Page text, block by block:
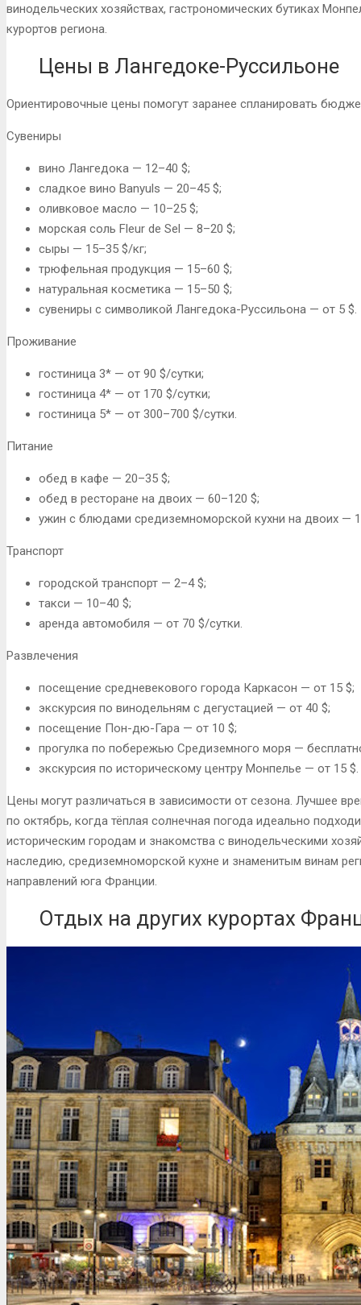
винодельческих хозяйствах, гастрономических бутиках
курортов региона.
Цены в Лангедоке-Руссильоне
Ориентировочные цены помогут заранее спланировать
Сувениры
вино Лангедока — 12–40 $;
сладкое вино Banyuls — 20–45 $;
оливковое масло — 10–25 $;
морская соль Fleur de Sel — 8–20 $;
сыры — 15–35 $/кг;
трюфельная продукция — 15–60 $;
натуральная косметика — 15–50 $;
сувениры с символикой Лангедока-Руссильона — от 5 $.
Проживание
гостиница 3* — от 90 $/сутки;
гостиница 4* — от 170 $/сутки;
гостиница 5* — от 300–700 $/сутки.
Питание
обед в кафе — 20–35 $;
обед в ресторане на двоих — 60–120 $;
ужин с блюдами средиземноморской кухни на двоих —
Транспорт
городской транспорт — 2–4 $;
такси — 10–40 $;
аренда автомобиля — от 70 $/сутки.
Развлечения
посещение средневекового города Каркасон — от 15 $;
экскурсия по винодельням с дегустацией — от 40 $;
посещение Пон-дю-Гара — от 10 $;
прогулка по побережью Средиземного моря —
экскурсия по историческому центру Монпелье — от 15 $.
Цены могут различаться в зависимости от сезона. Лучшее
по октябрь, когда тёплая солнечная погода идеально
историческим городам и знакомства с винодельческими
наследию, средиземноморской кухне и знаменитым винам
направлений юга Франции.
Отдых на других курортах